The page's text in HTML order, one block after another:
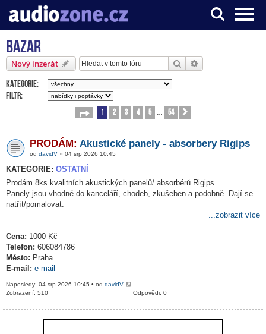
Server o digitálním zpracování zvuku
Bazar
Nový inzerát Hledat
Kategorie:
Filtr:
Stránka 1z 54
1 2 3 4 5 54
PRODÁM: Akustické panely - absorbery Rigips
od davidV » 04 srp 2026 10:45
KATEGORIE: OSTATNÍ
Prodám 8ks kvalitních akustických panelů/ absorbérů Rigips.
Panely jsou vhodné do kanceláří, chodeb, zkušeben a podobně. Dají se
natřít/pomalovat.
...zobrazit více
Cena: 1000 Kč
Telefon: 606084786
Město: Praha
E-mail: e-mail
Naposledy: 04 srp 2026 10:45 • od davidV
Odpovědi: 0
Zobrazení: 510